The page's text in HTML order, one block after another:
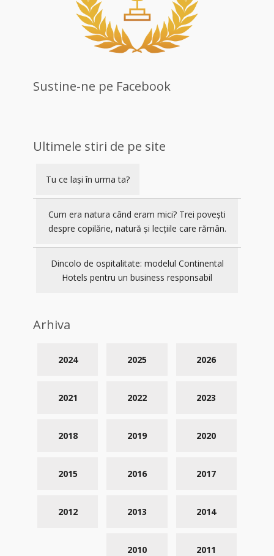
Sustine-ne pe Facebook
Ultimele stiri de pe site
Tu ce lași în urma ta?
Cum era natura când eram mici? Trei povești
despre copilărie, natură și lecțiile care rămân.
Dincolo de ospitalitate: modelul Continental
Hotels pentru un business responsabil
Arhiva
2026
2025
2024
2023
2022
2021
2020
2019
2018
2017
2016
2015
2014
2013
2012
2011
2010